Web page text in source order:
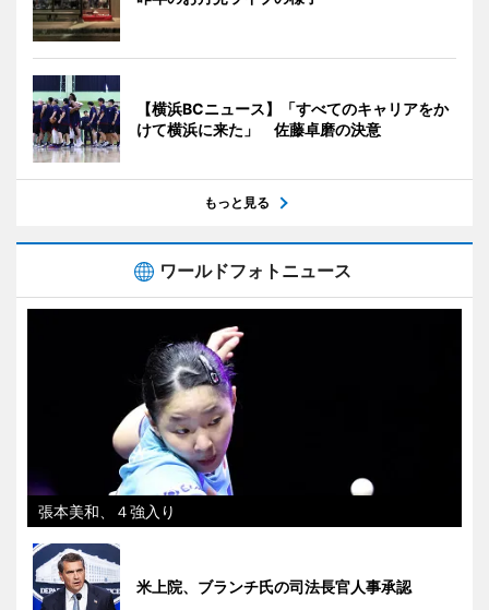
【横浜BCニュース】「すべてのキャリアをか
けて横浜に来た」 佐藤卓磨の決意
もっと見る
ワールドフォトニュース
張本美和、４強入り
米上院、ブランチ氏の司法長官人事承認